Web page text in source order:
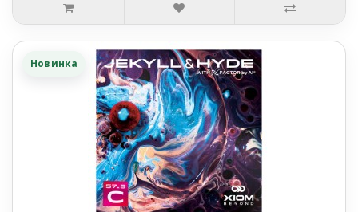
Новинка